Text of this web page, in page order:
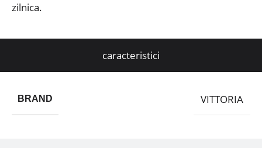
zilnica.
caracteristici
BRAND VITTORIA